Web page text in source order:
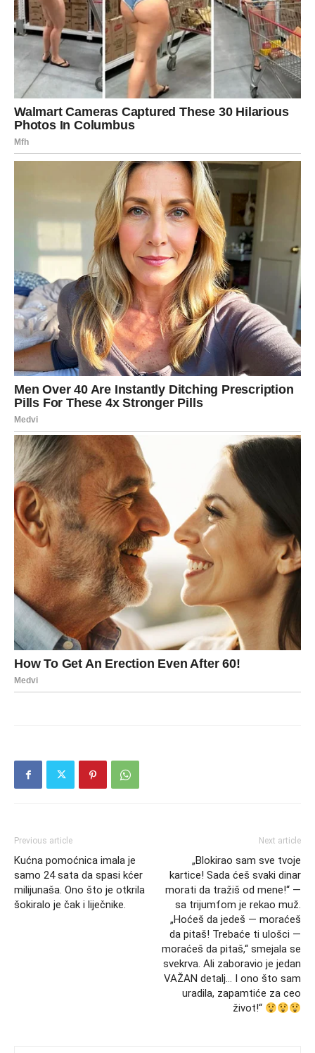
Previous article
Kućna pomoćnica imala je
samo 24 sata da spasi kćer
milijunaša. Ono što je otkrila
šokiralo je čak i liječnike.
Next article
„Blokirao sam sve tvoje
kartice! Sada ćeš svaki dinar
morati da tražiš od mene!“ —
sa trijumfom je rekao muž.
„Hoćeš da jedeš — moraćeš
da pitaš! Trebaće ti ulošci —
moraćeš da pitaš,“ smejala se
svekrva. Ali zaboravio je jedan
VAŽAN detalj… I ono što sam
uradila, zapamtiće za ceo
život!“